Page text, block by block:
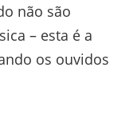
não são
– esta é a
os ouvidos